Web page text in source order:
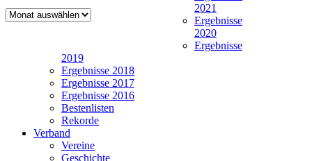
Newsarchiv
2021
Ergebnisse
2020
Ergebnisse
2019
Ergebnisse 2018
Ergebnisse 2017
Ergebnisse 2016
Bestenlisten
Rekorde
Verband
Vereine
Geschichte